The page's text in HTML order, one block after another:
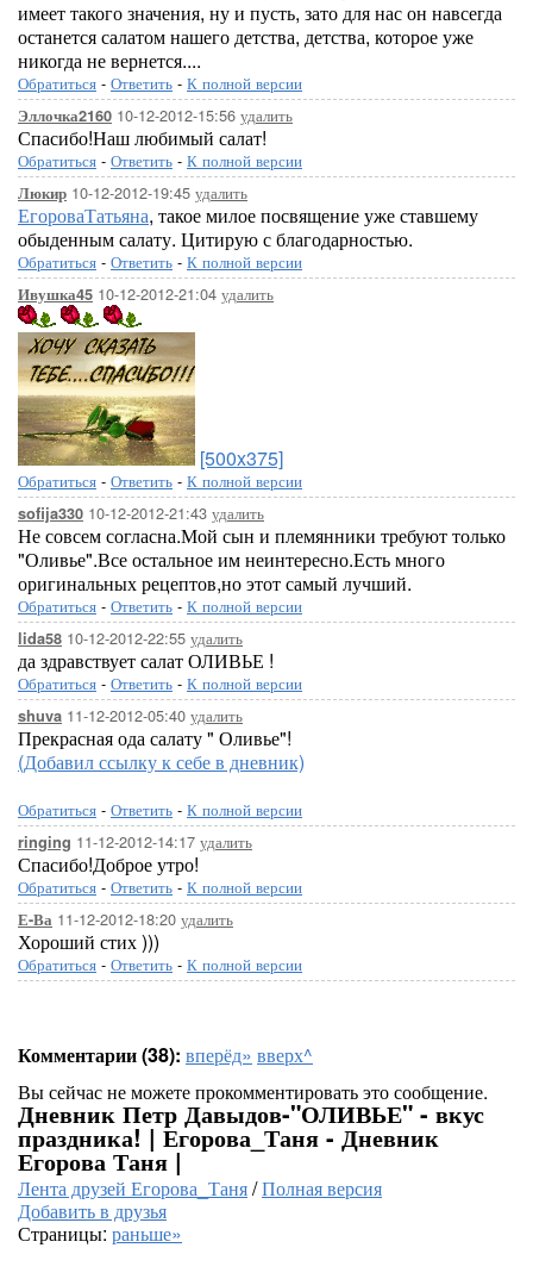
имеет такого значения, ну и пусть, зато для нас он навсегда
останется салатом нашего детства, детства, которое уже
никогда не вернется....
Обратиться - Ответить - К полной версии
Эллочка2160 10-12-2012-15:56 удалить
Спасибо!Наш любимый салат!
Обратиться - Ответить - К полной версии
Люкир 10-12-2012-19:45 удалить
ЕгороваТатьяна, такое милое посвящение уже ставшему
обыденным салату. Цитирую с благодарностью.
Обратиться - Ответить - К полной версии
Ивушка45 10-12-2012-21:04 удалить
[500x375]
Обратиться - Ответить - К полной версии
sofija330 10-12-2012-21:43 удалить
Не совсем согласна.Мой сын и племянники требуют только
"Оливье".Все остальное им неинтересно.Есть много
оригинальных рецептов,но этот самый лучший.
Обратиться - Ответить - К полной версии
lida58 10-12-2012-22:55 удалить
да здравствует салат ОЛИВЬЕ !
Обратиться - Ответить - К полной версии
shuva 11-12-2012-05:40 удалить
Прекрасная ода салату " Оливье"!
(Добавил ссылку к себе в дневник)
Обратиться - Ответить - К полной версии
ringing 11-12-2012-14:17 удалить
Спасибо!Доброе утро!
Обратиться - Ответить - К полной версии
Е-Ва 11-12-2012-18:20 удалить
Хороший стих )))
Обратиться - Ответить - К полной версии
Комментарии (38): вперёд» вверх^
Вы сейчас не можете прокомментировать это сообщение.
Дневник Петр Давыдов-"ОЛИВЬЕ" - вкус
праздника! | Егорова_Таня - Дневник
Егорова Таня |
Лента друзей Егорова_Таня/Полная версия
Добавить в друзья
Страницы: раньше»